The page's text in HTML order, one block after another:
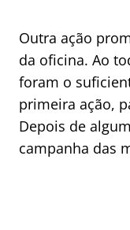
Outra ação
da oficina. Ao
foram o
primeira ação,
Depois de
campanha das